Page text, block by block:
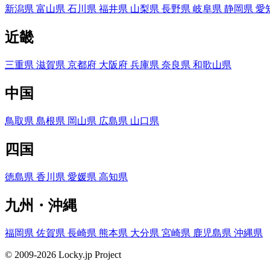
新潟県 富山県 石川県 福井県 山梨県 長野県 岐阜県 静岡県 愛
近畿
三重県 滋賀県 京都府 大阪府 兵庫県 奈良県 和歌山県
中国
鳥取県 島根県 岡山県 広島県 山口県
四国
徳島県 香川県 愛媛県 高知県
九州・沖縄
福岡県 佐賀県 長崎県 熊本県 大分県 宮崎県 鹿児島県 沖縄県
© 2009-2026 Locky.jp Project